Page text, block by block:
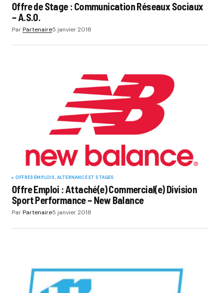
Offre de Stage : Communication Réseaux Sociaux
– A.S.O.
ParPartenaire5 janvier 2018
OFFRES EMPLOIS, ALTERNANCE ET STAGES
Offre Emploi : Attaché(e) Commercial(e) Division
Sport Performance – New Balance
ParPartenaire5 janvier 2018